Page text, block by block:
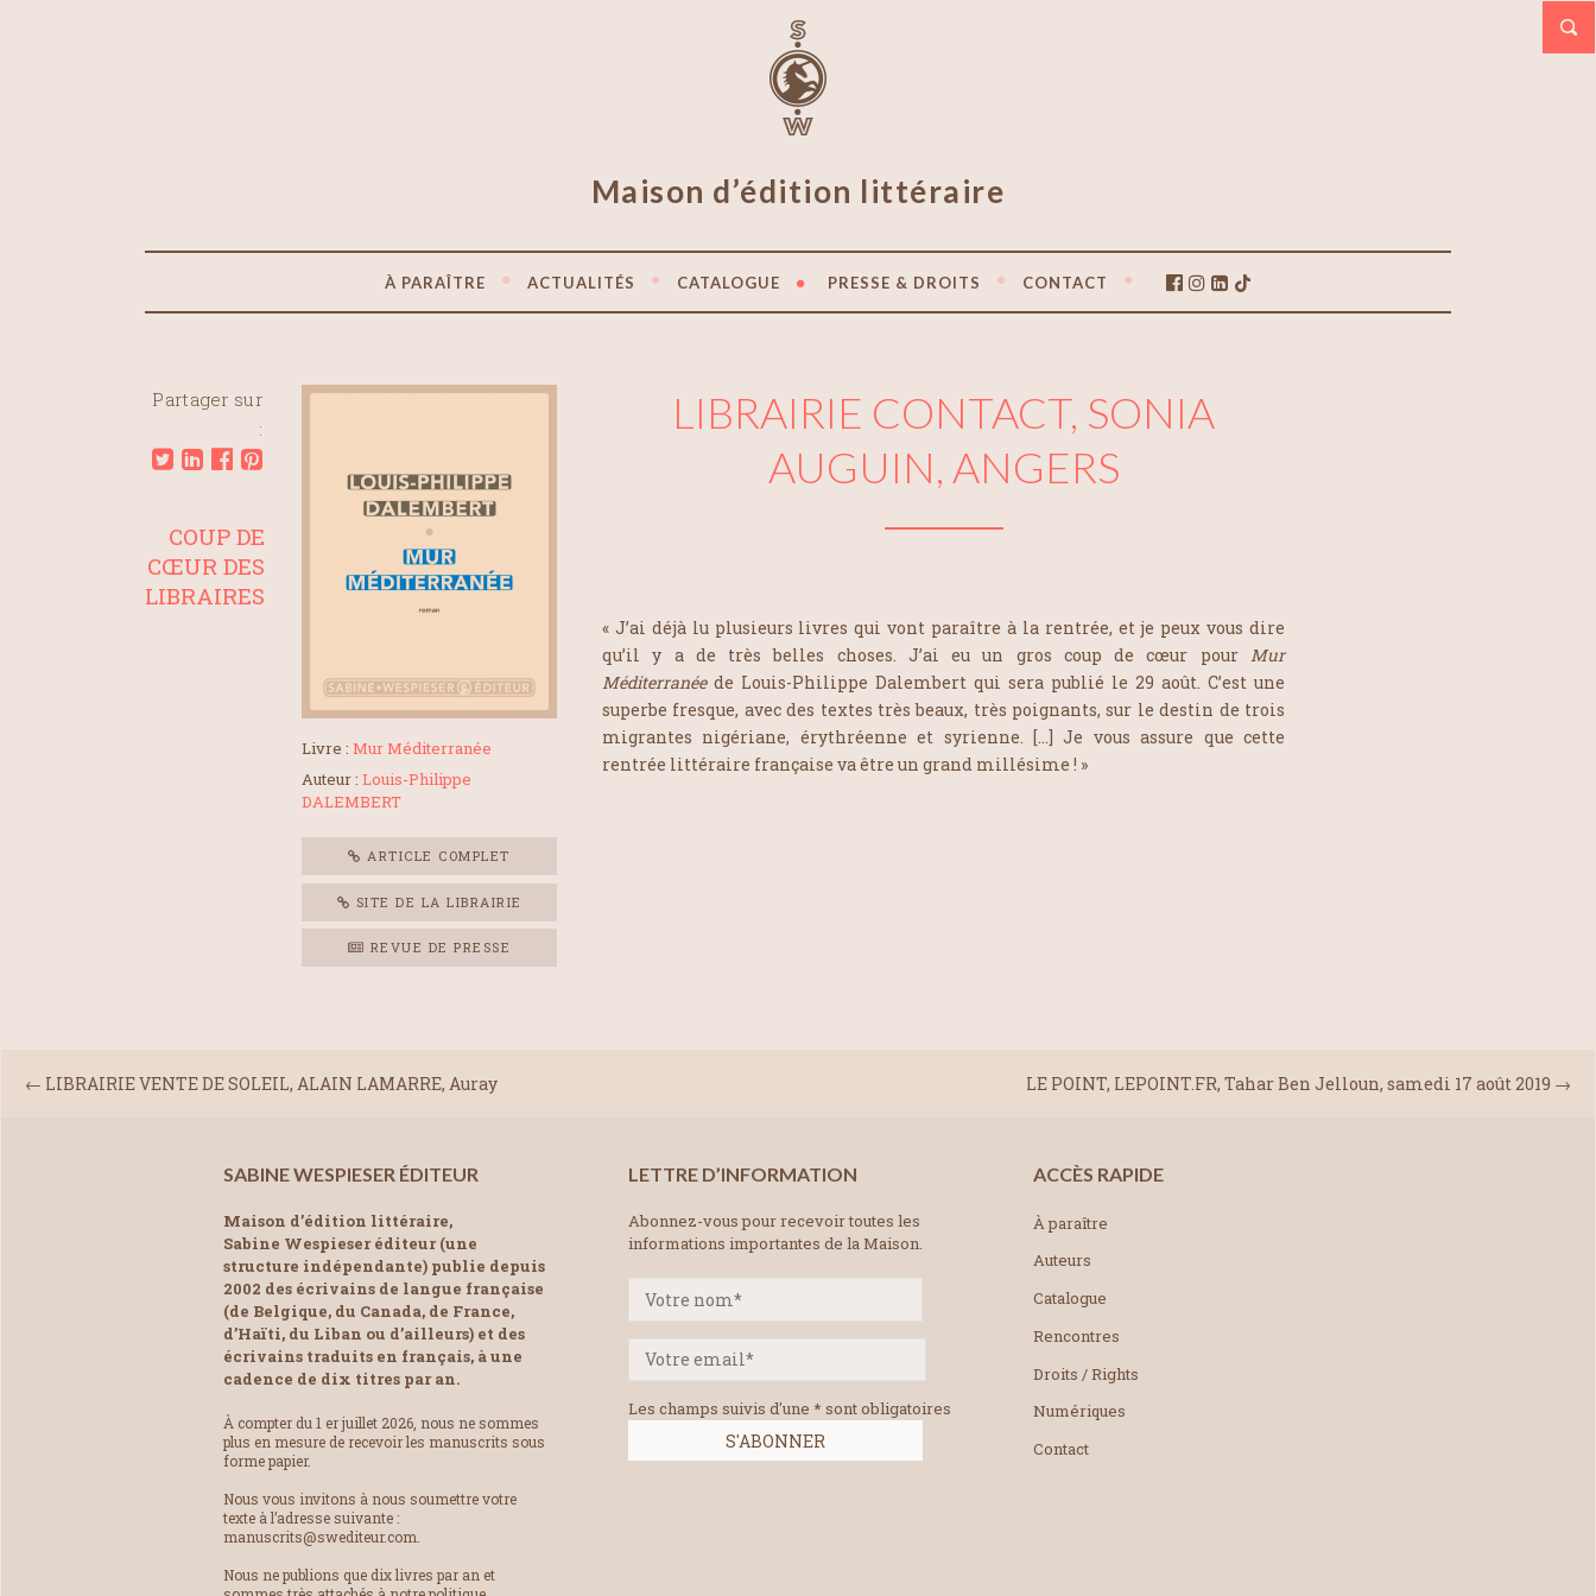
Maison d’édition littéraire
À PARAÎTRE ACTUALITÉS CATALOGUE PRESSE & DROITS CONTACT
Partager sur
:
Livre : Mur Méditerranée
Auteur : Louis-Philippe
DALEMBERT
ARTICLE COMPLET
SITE DE LA LIBRAIRIE
REVUE DE PRESSE
LIBRAIRIE CONTACT, SONIA
AUGUIN, ANGERS
« J’ai déjà lu plusieurs livres qui vont paraître à la rentrée, et je peux vous dire
qu’il y a de très belles choses. J’ai eu un gros coup de cœur pour Mur
Méditerranéede Louis-Philippe Dalembert qui sera publié le 29 août. C’est une
superbe fresque, avec des textes très beaux, très poignants, sur le destin de trois
migrantes nigériane, érythréenne et syrienne. […] Je vous assure que cette
rentrée littéraire française va être un grand millésime ! »
COUP DE
CŒUR DES
LIBRAIRES
LE POINT, LEPOINT.FR, Tahar Ben Jelloun, samedi 17 août 2019 →
← LIBRAIRIE VENTE DE SOLEIL, ALAIN LAMARRE, Auray
SABINE WESPIESER ÉDITEUR
Maison d’édition littéraire,
Sabine Wespieser éditeur (une
structure indépendante) publie depuis
2002 des écrivains de langue française
(de Belgique, du Canada, de France,
d’Haïti, du Liban ou d’ailleurs) et des
écrivains traduits en français, à une
cadence de dix titres par an.
À compter du 1 er juillet 2026, nous ne sommes
plus en mesure de recevoir les manuscrits sous
forme papier.
Nous vous invitons à nous soumettre votre
texte à l’adresse suivante :
manuscrits@swediteur.com.
Nous ne publions que dix livres par an et
LETTRE D’INFORMATION
Abonnez-vous pour recevoir toutes les
informations importantes de la Maison.
Les champs suivis d'une * sont obligatoires
ACCÈS RAPIDE
À paraître
Auteurs
Catalogue
Rencontres
Droits / Rights
Numériques
Contact